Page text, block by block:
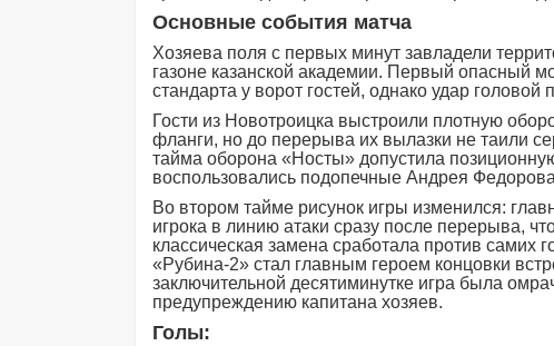
Основные события матча
Хозяева поля с первых минут завладели
газоне казанской академии. Первый опасный
стандарта у ворот гостей, однако удар
Гости из Новотроицка выстроили плотную
фланги, но до перерыва их вылазки не таили
тайма оборона «Носты» допустила
воспользовались подопечные Андрея
Во втором тайме рисунок игры изменился:
игрока в линию атаки сразу после перерыва,
классическая замена сработала против
«Рубина-2» стал главным героем концовки
заключительной десятиминутке игра была
предупреждению капитана хозяев.
Голы: